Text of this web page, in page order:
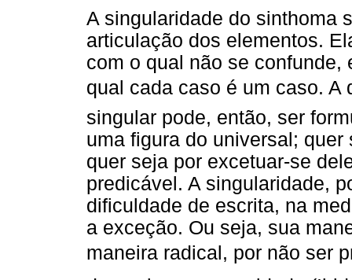
A singularidade do sinthoma
articulação dos elementos.
com o qual não se confunde,
qual cada caso é um caso.
singular pode, então, ser
uma figura do universal;
quer seja por excetuar-se
predicável. A singularidade,
dificuldade de escrita, na
a exceção. Ou seja, sua
maneira radical, por não ser